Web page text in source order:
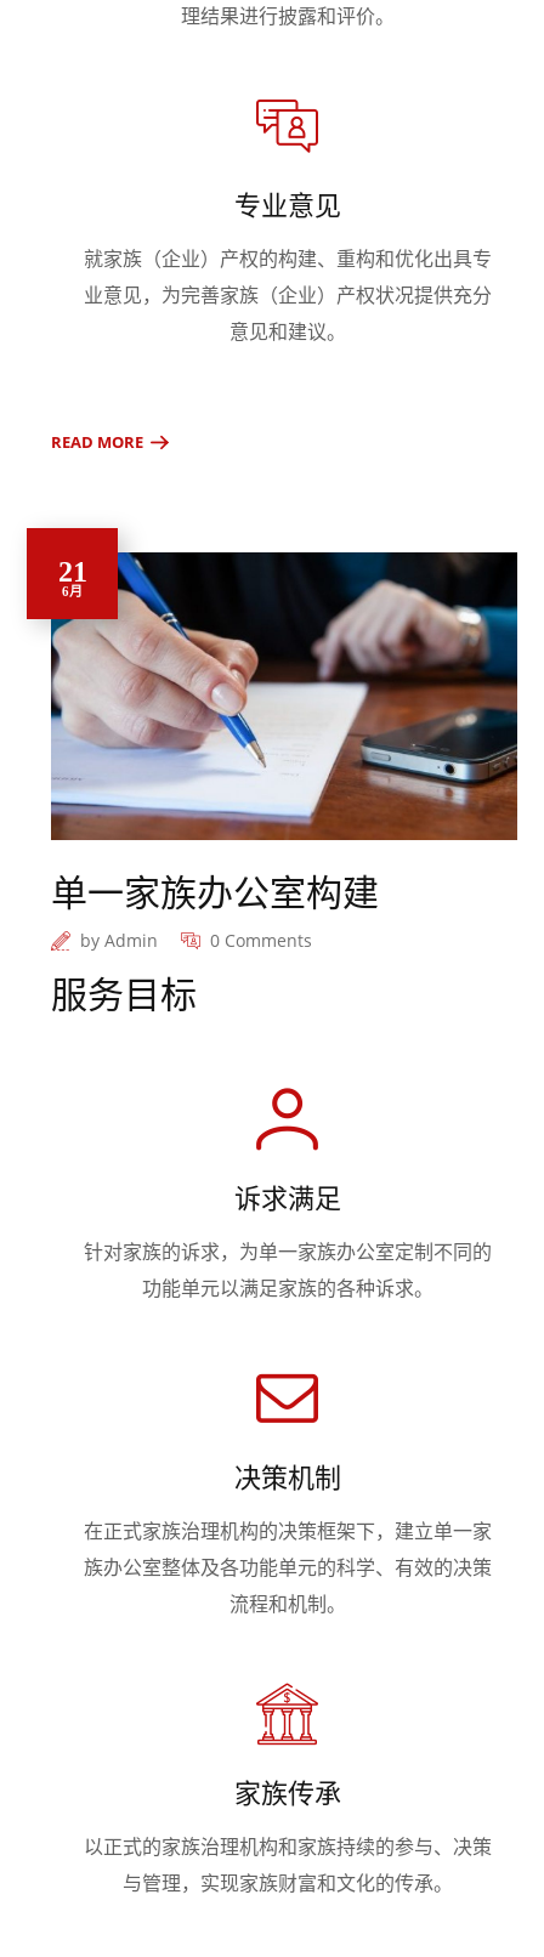
理结果进行披露和评价。
专业意见
就家族（企业）产权的构建、重构和优化出具专
业意见，为完善家族（企业）产权状况提供充分
意见和建议。
READ MORE
21
6月
单一家族办公室构建
byAdmin 0 Comments
服务目标
诉求满足
针对家族的诉求，为单一家族办公室定制不同的
功能单元以满足家族的各种诉求。
决策机制
在正式家族治理机构的决策框架下，建立单一家
族办公室整体及各功能单元的科学、有效的决策
流程和机制。
家族传承
以正式的家族治理机构和家族持续的参与、决策
与管理，实现家族财富和文化的传承。